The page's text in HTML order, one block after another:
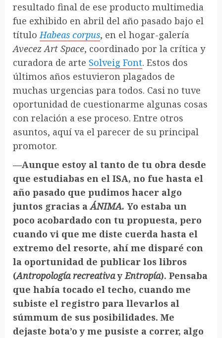
resultado final de ese producto multimedia
fue exhibido en abril del año pasado bajo el
títuloHabeas corpus, en el hogar-galería
Avecez Art Space, coordinado por la crítica y
curadora de arte Solveig Font. Estos dos
últimos años estuvieron plagados de
muchas urgencias para todos. Casi no tuve
oportunidad de cuestionarme algunas cosas
con relación a ese proceso. Entre otros
asuntos, aquí va el parecer de su principal
promotor.
—Aunque estoy al tanto de tu obra desde
que estudiabas en el ISA, no fue hasta el
año pasado que pudimos hacer algo
juntos gracias aÁNIMA. Yo estaba un
poco acobardado con tu propuesta, pero
cuando vi que me diste cuerda hasta el
extremo del resorte, ahí me disparé con
la oportunidad de publicar los libros
(Antropología recreativayEntropía). Pensaba
que había tocado el techo, cuando me
subiste el registro para llevarlos al
súmmum de sus posibilidades. Me
dejaste bota’o y me pusiste a correr, algo